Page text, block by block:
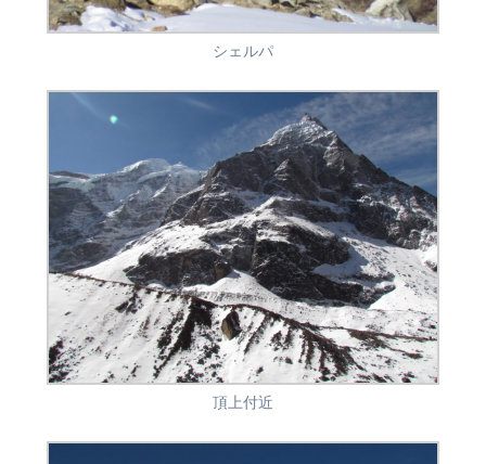
シェルパ
頂上付近